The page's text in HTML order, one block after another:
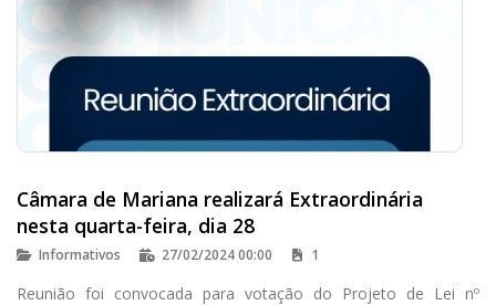
Câmara de Mariana realizará Extraordinária
nesta quarta-feira, dia 28
Informativos 27/02/2024 00:00 1
Reunião foi convocada para votação do Projeto de Lei nº